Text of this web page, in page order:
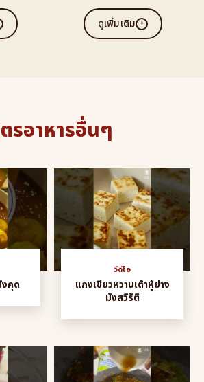
ดูเพิ่มเติม
รอาหารอื่นๆ
คุด
วีดีโอ
แกงเขียวหวานเต้าหู้ย่าง
มังสวิรัติ